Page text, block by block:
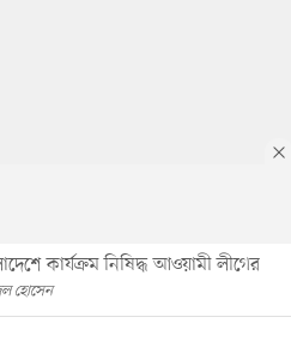
কার্যক্রম নিষিদ্ধ আওয়ামী লীগের
হোসেন